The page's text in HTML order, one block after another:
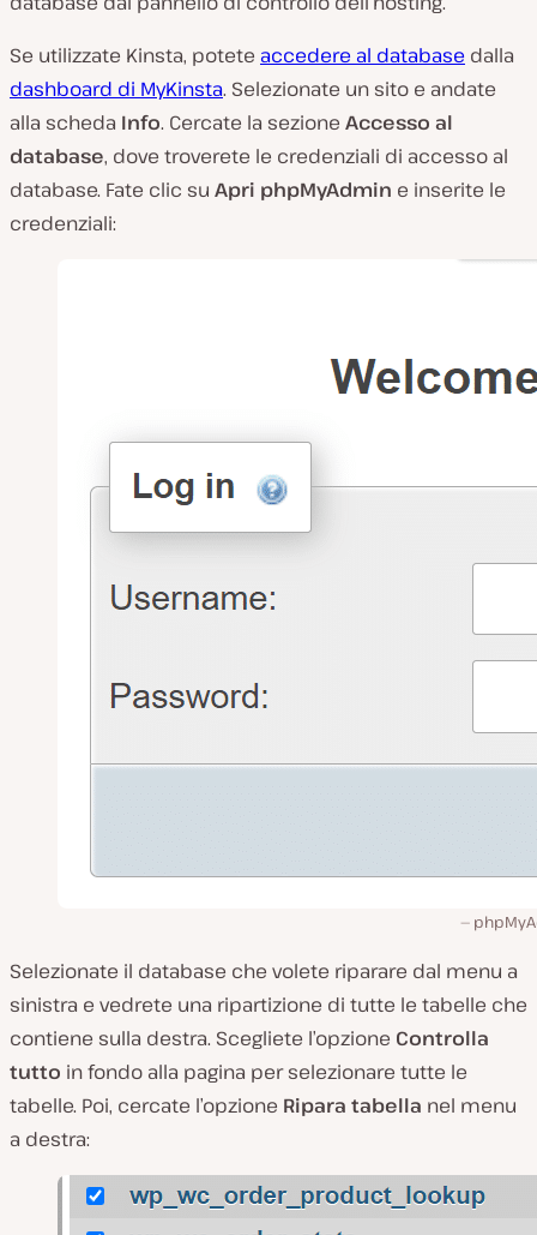
Se utilizzate Kinsta, potete accedere al database dalla
dashboard di MyKinsta. Selezionate un sito e andate
alla scheda Info. Cercate la sezione Accesso al
database, dove troverete le credenziali di accesso al
database. Fate clic su Apri phpMyAdmin e inserite le
credenziali:
Selezionate il database che volete riparare dal menu a
sinistra e vedrete una ripartizione di tutte le tabelle che
contiene sulla destra. Scegliete l’opzione Controlla
tutto in fondo alla pagina per selezionare tutte le
tabelle. Poi, cercate l’opzione Ripara tabella nel menu
a destra: